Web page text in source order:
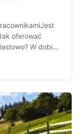
oferować
W dobi...